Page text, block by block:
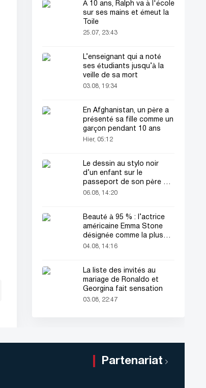
À 10 ans, Ralph va à l'école
sur ses mains et émeut la
Toile
25.07, 23:43
L’enseignant qui a noté
ses étudiants jusqu’à la
veille de sa mort
03.08, 19:34
En Afghanistan, un père a
présenté sa fille comme un
garçon pendant 10 ans
Hier, 05:12
Le dessin au stylo noir
d’un enfant sur le
passeport de son père a
attiré tous les regards
06.08, 14:20
Beauté à 95 % : l’actrice
américaine Emma Stone
désignée comme la plus
belle femme du monde !
04.08, 14:16
La liste des invités au
mariage de Ronaldo et
Georgina fait sensation
03.08, 22:47
Partenariat